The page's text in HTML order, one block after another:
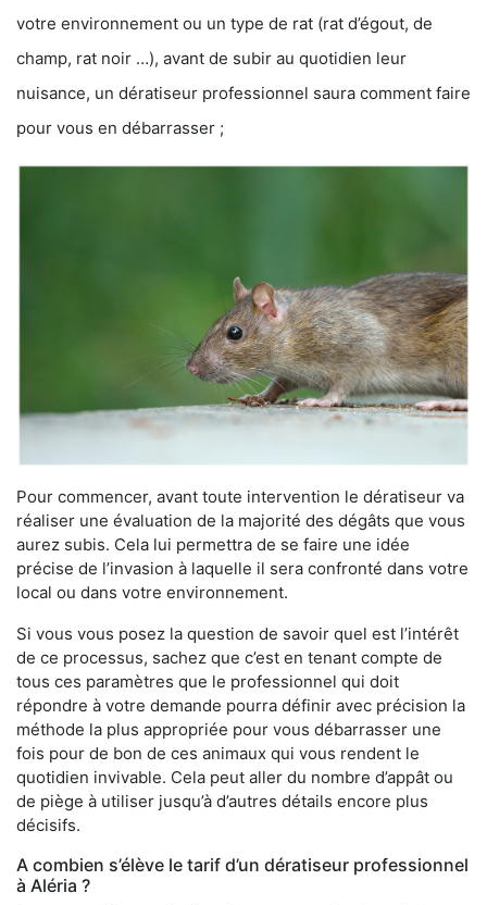
votre environnement ou un type de rat (rat d’égout, de
champ, rat noir …), avant de subir au quotidien leur
nuisance, un dératiseur professionnel saura comment faire
pour vous en débarrasser ;
Pour commencer, avant toute intervention le dératiseur va
réaliser une évaluation de la majorité des dégâts que vous
aurez subis. Cela lui permettra de se faire une idée
précise de l’invasion à laquelle il sera confronté dans votre
local ou dans votre environnement.
Si vous vous posez la question de savoir quel est l’intérêt
de ce processus, sachez que c’est en tenant compte de
tous ces paramètres que le professionnel qui doit
répondre à votre demande pourra définir avec précision la
méthode la plus appropriée pour vous débarrasser une
fois pour de bon de ces animaux qui vous rendent le
quotidien invivable. Cela peut aller du nombre d’appât ou
de piège à utiliser jusqu’à d’autres détails encore plus
décisifs.
A combien s’élève le tarif d’un dératiseur professionnel
à Aléria ?